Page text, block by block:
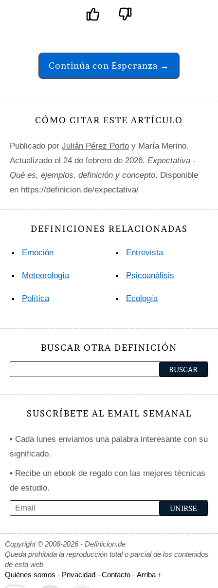
Continúa con Esperanza →
CÓMO CITAR ESTE ARTÍCULO
Publicado por Julián Pérez Porto y María Merino.
Actualizado el 24 de febrero de 2026. Expectativa -
Qué es, ejemplos, definición y concepto. Disponible
en https://definicion.de/expectativa/
DEFINICIONES RELACIONADAS
Emoción
Meteorología
Política
Entrevista
Psicoanálisis
Ecología
BUSCAR OTRA DEFINICIÓN
SUSCRÍBETE AL EMAIL SEMANAL
• Cada lunes enviamos una palabra interesante con su
significado.
• Recibe un ebook de regalo con las mejores técnicas
de estudio.
Copyright © 2008-2026 - Definicion.de
Queda prohibida la reproducción total o parcial de los contenidos
de esta web
Quiénes somos - Privacidad - Contacto - Arriba ↑